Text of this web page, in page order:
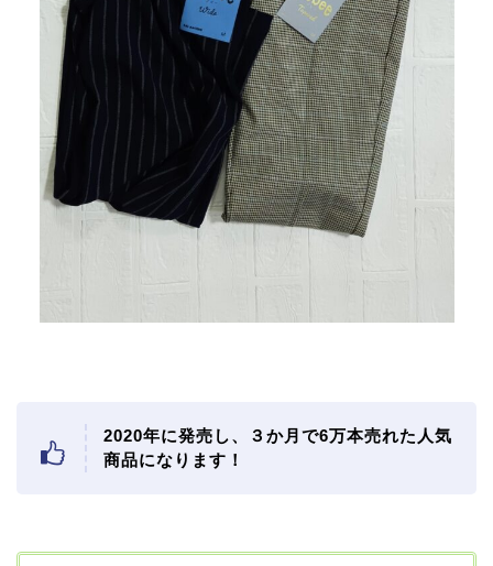
2020年に発売し、３か月で6万本売れた人気
商品になります！